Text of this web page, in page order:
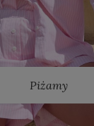
Piżamy